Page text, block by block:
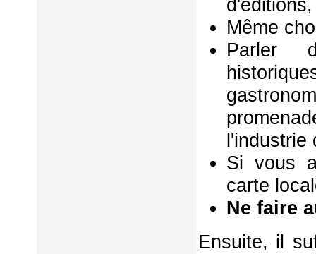
Même
Parler
l'industrie
Si vous
carte
Ne faire
Ensuite, il